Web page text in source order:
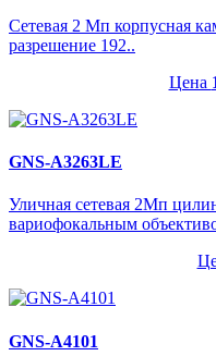
Сетевая 2 Мп корпусная
разрешение 192..
Цена
GNS-A3263LE
Уличная сетевая 2Мп
вариофокальным
GNS-A4101